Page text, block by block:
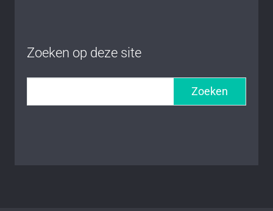
Zoeken op deze site
Zoeken